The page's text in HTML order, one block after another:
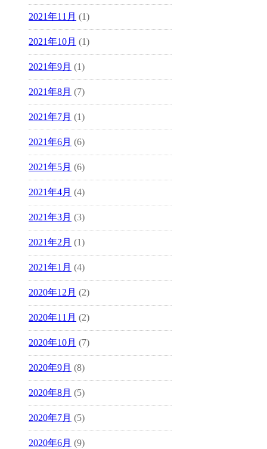
2021年11月 (1)
2021年10月 (1)
2021年9月 (1)
2021年8月 (7)
2021年7月 (1)
2021年6月 (6)
2021年5月 (6)
2021年4月 (4)
2021年3月 (3)
2021年2月 (1)
2021年1月 (4)
2020年12月 (2)
2020年11月 (2)
2020年10月 (7)
2020年9月 (8)
2020年8月 (5)
2020年7月 (5)
2020年6月 (9)